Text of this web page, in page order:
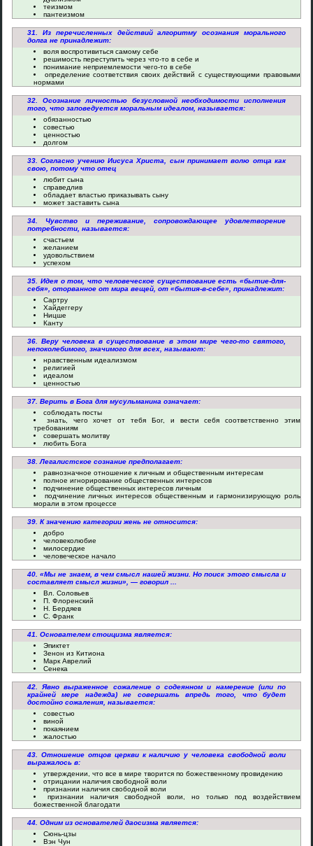
теизмом
пантеизмом
31. Из перечисленных действий алгоритму осознания морального
долга не принадлежит:
воля воспротивиться самому себе
решимость переступить через что-то в себе и
понимание неприемлемости чего-то в себе
определение соответствия своих действий с существующими правовыми
нормами
32. Осознание личностью безусловной необходимости исполнения
того, что заповедуется моральным идеалом, называется:
обязанностью
совестью
ценностью
долгом
33. Согласно учению Иисуса Христа, сын принимает волю отца как
свою, потому что отец
любит сына
справедлив
обладает властью приказывать сыну
может заставить сына
34. Чувство и переживание, сопровождающее удовлетворение
потребности, называется:
счастьем
желанием
удовольствием
успехом
35. Идея о том, что человеческое существование есть «бытие-для-
себя», оторванное от мира вещей, от «бытия-в-себе», принадлежит:
Сартру
Хайдеггеру
Ницше
Канту
36. Веру человека в существование в этом мире чего-то святого,
непоколебимого, значимого для всех, называют:
нравственным идеализмом
религией
идеалом
ценностью
37. Верить в Бога для мусульманина означает:
соблюдать посты
знать, чего хочет от тебя Бог, и вести себя соответственно этим
требованиям
совершать молитву
любить Бога
38. Легалистское сознание предполагает:
равнозначное отношение к личным и общественным интересам
полное игнорирование общественных интересов
подчинение общественных интересов личным
подчинение личных интересов общественным и гармонизирующую роль
морали в этом процессе
39. К значению категории жень не относится:
добро
человеколюбие
милосердие
человеческое начало
40. «Мы не знаем, в чем смысл нашей жизни. Но поиск этого смысла и
составляет смысл жизни», — говорил ...
Вл. Соловьев
П. Флоренский
Н. Бердяев
С. Франк
41. Основателем стоицизма является:
Эпиктет
Зенон из Китиона
Марк Аврелий
Сенека
42. Явно выраженное сожаление о содеянном и намерение (или по
крайней мере надежда) не совершать впредь того, что будет
достойно сожаления, называется:
совестью
виной
покаянием
жалостью
43. Отношение отцов церкви к наличию у человека свободной воли
выражалось в:
утверждении, что все в мире творится по божественному провидению
отрицании наличия свободной воли
признании наличия свободной воли
признании наличия свободной воли, но только под воздействием
божественной благодати
44. Одним из основателей даосизма является:
Сюнь-цзы
Вэн Чун